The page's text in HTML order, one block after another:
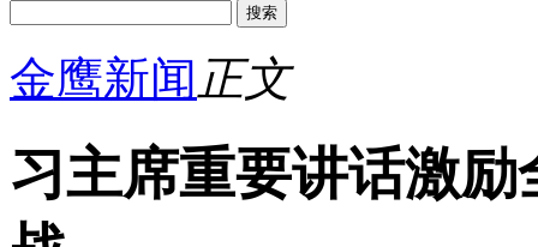
金鹰新闻 正文
习主席重要讲话激